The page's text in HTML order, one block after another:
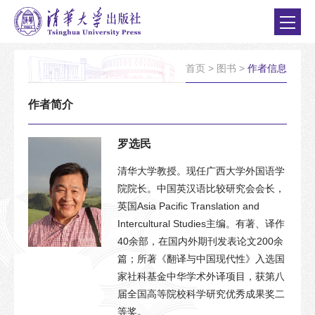
首页 > 图书 > 作者信息
作者简介
罗选民
清华大学教授。现任广西大学外国语学
院院长。中国英汉语比较研究会会长，
英国Asia Pacific Translation and
Intercultural Studies主编。有著、译作
40余部，在国内外期刊发表论文200余
篇；所著《翻译与中国现代性》入选国
家社科基金中华学术外译项目，获第八
届全国高等院校科学研究优秀成果奖二
等奖。